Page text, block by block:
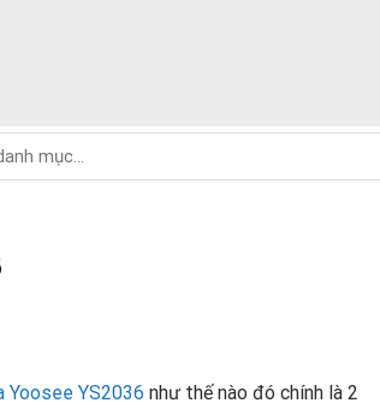
Yoosee YS2036 như thế nào đó chính là 2